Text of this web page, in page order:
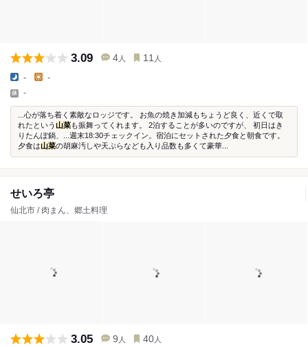
3.09 4 人 11 人
- -
-
...心が落ち着く素敵なロッジです。 お魚の焼き加減もちょうど良く、近くで取
れたという 山菜も振舞ってくれます。 2泊することが多いのですが、 初日はき
りたんぽ鍋、...週末18:30チェックイン。宿泊にセットされた夕食と朝食です。
夕食は山菜の胡麻汚しや天ぷらなども入り品数も多くて豪華...
せいろ亭
仙北市 / 肉まん、郷土料理
3.05 9 人 40 人